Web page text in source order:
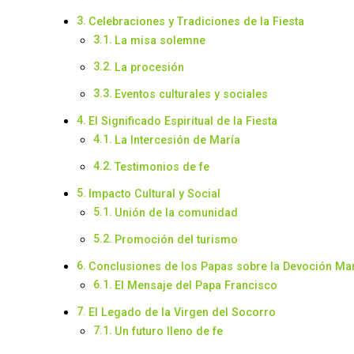
Celebraciones y Tradiciones de la Fiesta
La misa solemne
La procesión
Eventos culturales y sociales
El Significado Espiritual de la Fiesta
La Intercesión de María
Testimonios de fe
Impacto Cultural y Social
Unión de la comunidad
Promoción del turismo
Conclusiones de los Papas sobre la Devoción
El Mensaje del Papa Francisco
El Legado de la Virgen del Socorro
Un futuro lleno de fe